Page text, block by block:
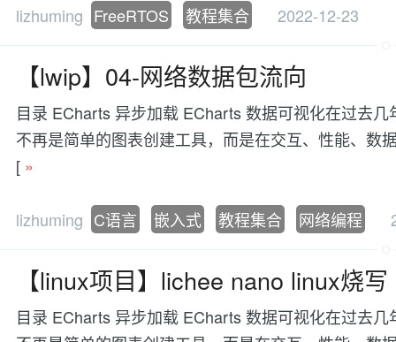
lizhuming FreeRTOS 教程集合 2022-12-23
【lwip】04-网络数据包流向
目录 ECharts 异步加载 ECharts 数据可视化在过去
不再是简单的图表创建工具，而是在交互、性能、数
[ »
lizhuming C语言 嵌入式 教程集合 网络编程
【linux项目】lichee nano linux烧写
目录 ECharts 异步加载 ECharts 数据可视化在过去